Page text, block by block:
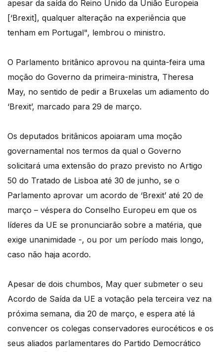
apesar da saída do Reino Unido da União Europeia
[‘Brexit], qualquer alteração na experiência que
tenham em Portugal", lembrou o ministro.
O Parlamento britânico aprovou na quinta-feira uma
moção do Governo da primeira-ministra, Theresa
May, no sentido de pedir a Bruxelas um adiamento do
‘Brexit’, marcado para 29 de março.
Os deputados britânicos apoiaram uma moção
governamental nos termos da qual o Governo
solicitará uma extensão do prazo previsto no Artigo
50 do Tratado de Lisboa até 30 de junho, se o
Parlamento aprovar um acordo de ‘Brexit’ até 20 de
março – véspera do Conselho Europeu em que os
líderes da UE se pronunciarão sobre a matéria, que
exige unanimidade -, ou por um período mais longo,
caso não haja acordo.
Apesar de dois chumbos, May quer submeter o seu
Acordo de Saída da UE a votação pela terceira vez na
próxima semana, dia 20 de março, e espera até lá
convencer os colegas conservadores eurocéticos e os
seus aliados parlamentares do Partido Democrático